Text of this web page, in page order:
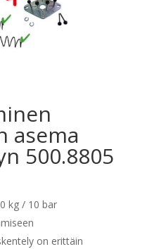
asema
500.8805
kg / 10 bar
on erittäin